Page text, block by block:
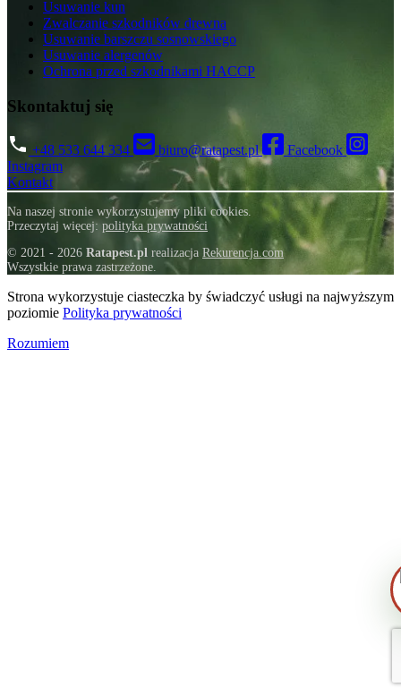
Ratapest
Usuwanie kun
Zwalczanie szkodników drewna
Usuwanie barszczu sosnowskiego
Usuwanie alergenów
Ochrona przed szkodnikami HACCP
Skontaktuj się
+48 533 644 334 biuro@ratapest.pl
Facebook
Instagram
Kontakt
Na naszej stronie wykorzystujemy pliki cookies.
Przeczytaj więcej: polityka prywatności
© 2021 - 2026 Ratapest.pl realizacja Rekurencja.com
Wszystkie prawa zastrzeżone.
Strona wykorzystuje ciasteczka by świadczyć usługi na najwyższym
poziomie Polityka prywatności
Rozumiem